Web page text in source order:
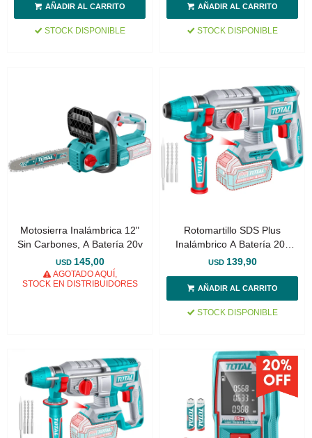
STOCK DISPONIBLE STOCK DISPONIBLE
Motosierra Inalámbrica 12"
Sin Carbones, A Batería 20v
USD 145,00
AGOTADO AQUÍ,
STOCK EN DISTRIBUIDORES
Rotomartillo SDS Plus
Inalámbrico A Batería 20v
26mm - Sin Carbones
USD 139,90
STOCK DISPONIBLE